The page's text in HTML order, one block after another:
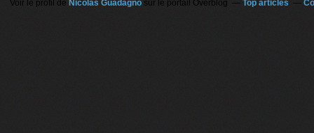
Voir le profil de Nicolas Guadagnosur le portail Overblog Top articles